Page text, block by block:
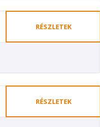
RÉSZLETEK
RÉSZLETEK